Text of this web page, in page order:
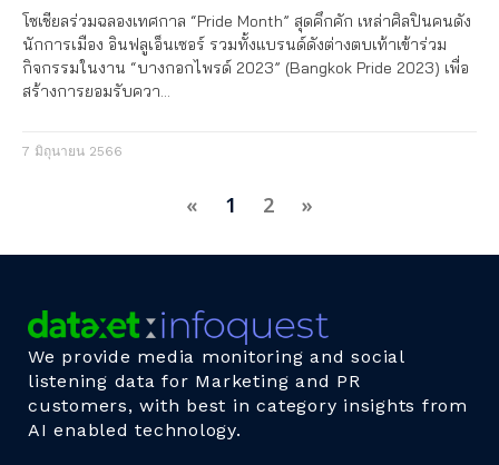
โซเชียลร่วมฉลองเทศกาล “Pride Month” สุดคึกคัก เหล่าศิลปินคนดัง
นักการเมือง อินฟลูเอ็นเซอร์ รวมทั้งแบรนด์ดังต่างตบเท้าเข้าร่วม
กิจกรรมในงาน “บางกอกไพรด์ 2023” (Bangkok Pride 2023) เพื่อ
สร้างการยอมรับควา…
7 มิถุนายน 2566
« 1 2 »
We provide media monitoring and social
listening data for Marketing and PR
customers, with best in category insights from
AI enabled technology.